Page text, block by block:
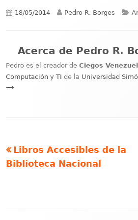
Publicado
18/05/2014 Autor
Pedro R. Borges
Acerca de Pedro R.
Pedro es el creador de Ciegos
Computación y TI de la Universidad
Navegación
Artículo
anterior
Libros Accesibles de la
Biblioteca Nacional